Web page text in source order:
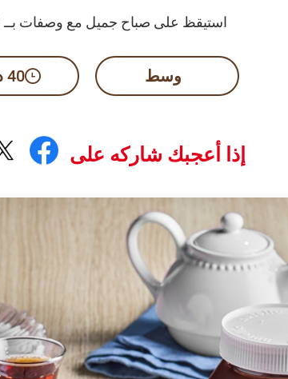
استيقظ على صباح جميل مع وصفات بــ
وسط​ 40 دقيقة
إذا أعجبك شاركه على